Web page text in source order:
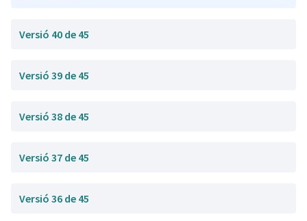
Versió 40 de 45
Versió 39 de 45
Versió 38 de 45
Versió 37 de 45
Versió 36 de 45